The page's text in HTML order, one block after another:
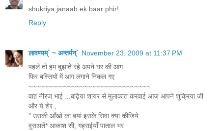
shukriya janaab ek baar phir!
Reply
लावण्यम्` ~ अन्तर्मन्` November 23, 2009 at 11:37 PM
पहले तो हम बुझाते रहे अपने घर की आग
फिर बस्तियों में आग लगाने निकल गए
~~~~~~~~~~~~~~~~~~~~~~~~~~~~~~~
वाह नीरज भाई ...बढ़िया शायर से मुलाकात करवाई आज आपने शुक्रिया जी
और ये शेर ,
" उसकी आँखों का बयां इसके सिवा क्या कीजिये
वुसअतें* आकाश सी, गहराईयाँ पाताल भर